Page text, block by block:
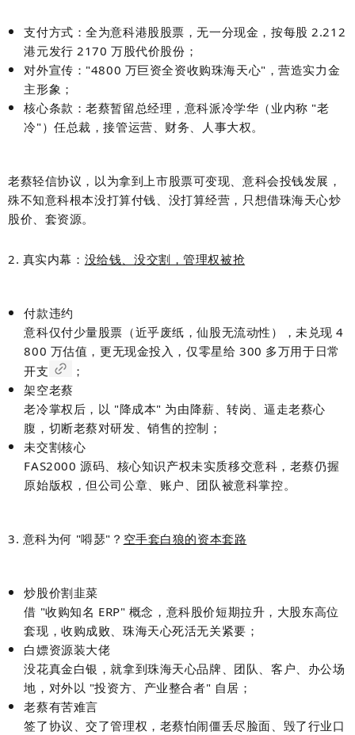
支付方式：全为意科港股股票，无一分现金 ，按每股 2.212
港元发行 2170 万股代价股份；
对外宣传："4800 万巨资全资收购珠海天心"，营造实力金
主形象；
核心条款：老蔡暂留总经理，意科派冷学华 （业内称 "老
冷"）任总裁，接管运营、财务、人事大权。
老蔡轻信协议，以为拿到上市股票可变现、意科会投钱发展，
殊不知意科根本没打算付钱、没打算经营 ，只想借珠海天心炒
股价、套资源。
2. 真实内幕： 没给钱、没交割，管理权被抢
付款违约
意科仅付少量股票（近乎废纸，仙股无流动性），未兑现 4
800 万估值，更无现金投入，仅零星给 300 多万用于日常
开支
；
架空老蔡
老冷掌权后，以 "降成本" 为由降薪、转岗、逼走老蔡心
腹，切断老蔡对研发、销售的控制；
未交割核心
FAS2000 源码、核心知识产权未实质移交意科，老蔡仍握
原始版权，但公司公章、账户、团队被意科掌控。
3. 意科为何 "嘚瑟"？ 空手套白狼的资本套路
炒股价割韭菜
借 "收购知名 ERP" 概念，意科股价短期拉升，大股东高位
套现，收购成败、珠海天心死活无关紧要；
白嫖资源装大佬
没花真金白银，就拿到珠海天心品牌、团队、客户、办公场
地，对外以 "投资方、产业整合者" 自居；
老蔡有苦难言
签了协议、交了管理权，老蔡怕闹僵丢尽脸面、毁了行业口